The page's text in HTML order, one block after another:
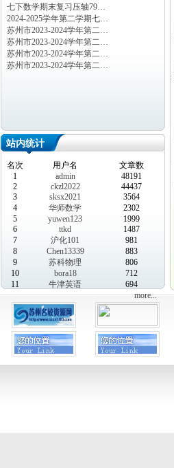
七下数学期末复习压轴79…
2024-2025学年第二学期七…
苏州市2023-2024学年第二…
苏州市2023-2024学年第二…
苏州市2023-2024学年第二…
苏州市2023-2024学年第二…
站内统计
名次 用户名
文章数
1
admin
48191
2
ckzl2022
44437
3
sksx2021
3564
4
华师数学
2302
5
yuwen123
1999
6
ttkd
1487
7
沪化101
981
8
Chen13339
883
9
苏科物理
806
10
bora18
712
11
牛津英语
694
more...